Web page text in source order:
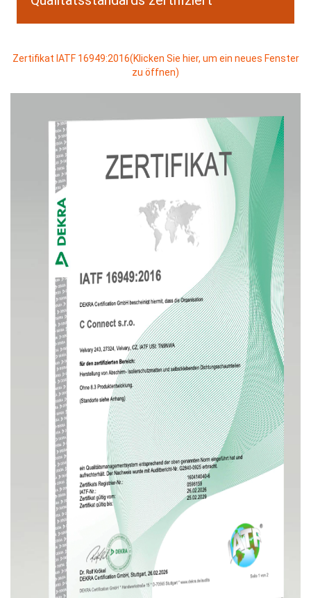
Zertifikat IATF 16949:2016(Klicken Sie hier, um ein neues Fenster
zu öffnen)